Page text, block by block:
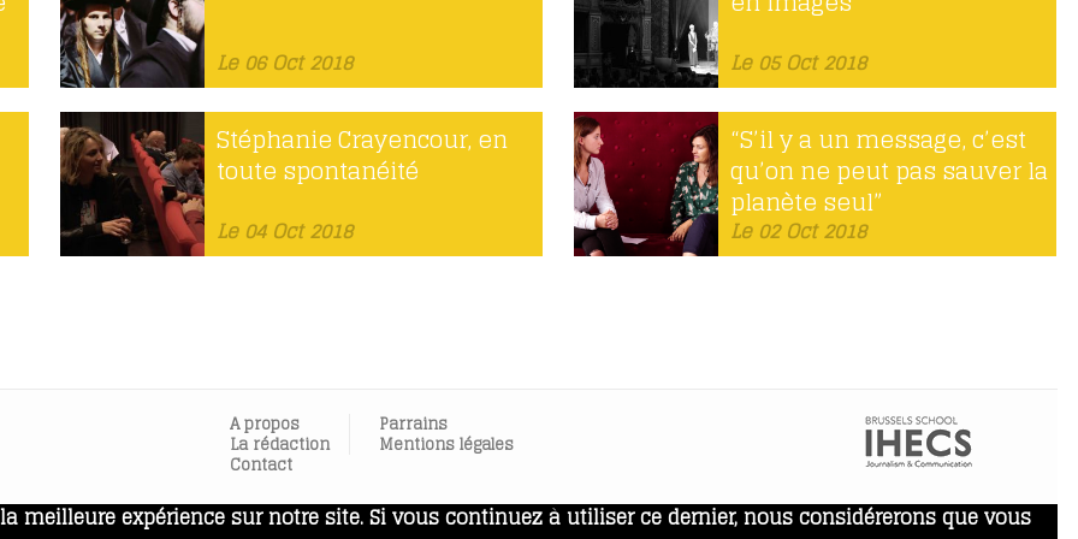
Le 06 Oct 2018 Le 05 Oct 2018
Stéphanie Crayencour, en
toute spontanéité
Le 04 Oct 2018
“S’il y a un message, c’est
qu’on ne peut pas sauver la
planète seul”
Le 02 Oct 2018
A propos
La rédaction
Contact
Parrains
Mentions légales
meilleure expérience sur notre site. Si vous continuez à utiliser ce dernier, nous considérerons que vous